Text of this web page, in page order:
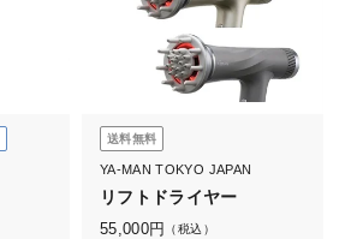
送料無料
YA-MAN TOKYO JAPAN
リフトドライヤー
55,000円 （税込）